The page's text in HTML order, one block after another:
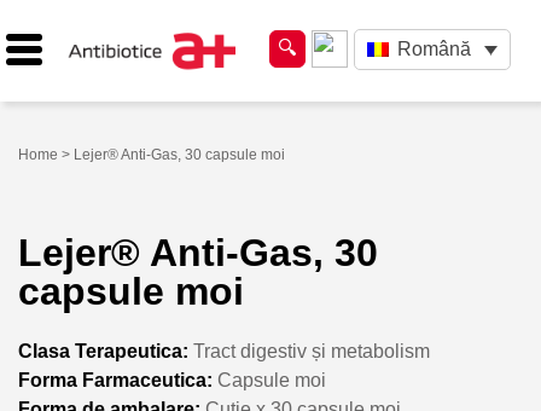
Română
Home > Lejer® Anti-Gas, 30 capsule moi
Lejer® Anti-Gas, 30
capsule moi
Clasa Terapeutica: Tract digestiv și metabolism
Forma Farmaceutica: Capsule moi